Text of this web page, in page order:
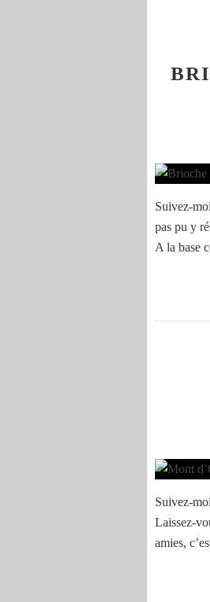
Suivez-
pas pu y
A la base
Suivez-
Laissez-
amies,